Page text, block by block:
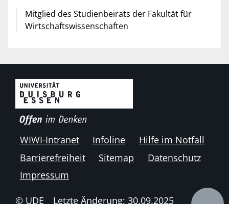
Mitglied des Studienbeirats der Fakultät für
Wirtschaftswissenschaften
WIWI-Intranet Infoline
Hilfe im Notfall
Barrierefreiheit
Sitemap
Datenschutz
Impressum
© UDE Letzte Änderung: 30.09.2025